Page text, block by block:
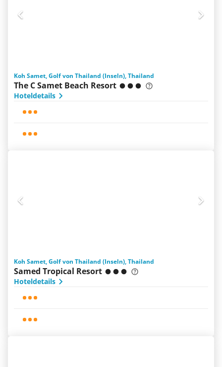
Koh Samet, Golf von Thailand (Inseln), Thailand
The C Samet Beach Resort
Hoteldetails
Koh Samet, Golf von Thailand (Inseln), Thailand
Samed Tropical Resort
Hoteldetails